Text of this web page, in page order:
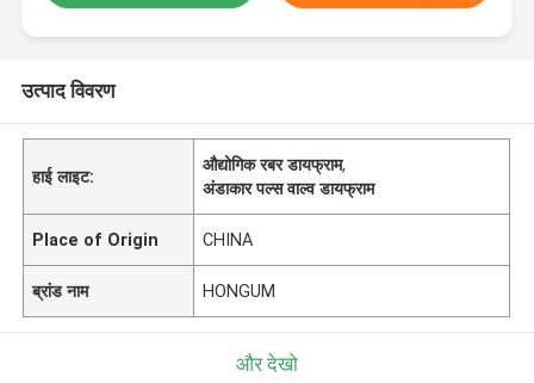
उत्पाद विवरण
हाई लाइट:
औद्योगिक रबर डायफ्राम,
अंडाकार पल्स वाल्व डायफ्राम
Place of Origin CHINA
ब्रांड नाम HONGUM
और देखो